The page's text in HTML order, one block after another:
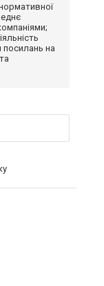
посилань на